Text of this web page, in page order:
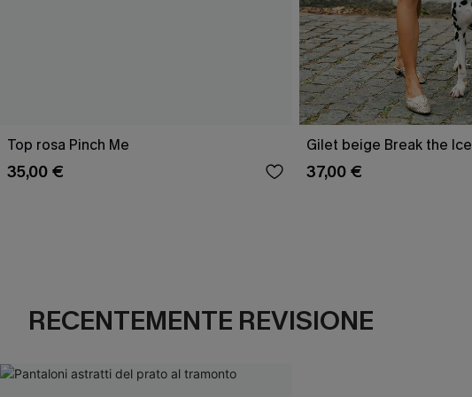
Top rosa Pinch Me
35,00 €
Gilet beige Break the Ice
37,00 €
RECENTEMENTE REVISIONE